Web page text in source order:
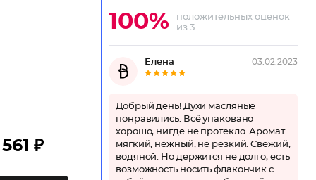
561 ₽
100%
положительных оценок
из 3
Елена 03.02.2023
Добрый день! Духи масляные
понравились. Всё упаковано
хорошо, нигде не протекло. Аромат
мягкий, нежный, не резкий. Свежий,
водяной. Но держится не долго, есть
возможность носить флакончик с